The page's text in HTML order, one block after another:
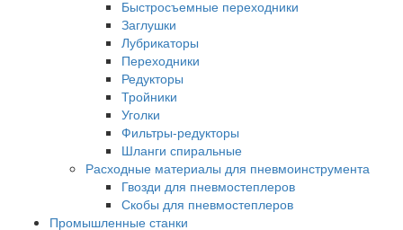
Быстросъемные переходники
Заглушки
Лубрикаторы
Переходники
Редукторы
Тройники
Уголки
Фильтры-редукторы
Шланги спиральные
Расходные материалы для пневмоинструмента
Гвозди для пневмостеплеров
Скобы для пневмостеплеров
Промышленные станки